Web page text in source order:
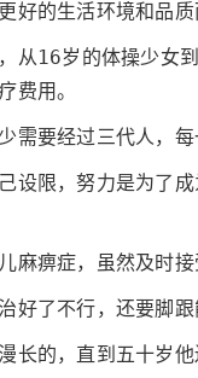
好的生活环境和品
从16岁的体操少女
费用。
需要经过三代人，
设限，努力是为了成
麻痹症，虽然及时
好了不行，还要脚
长的，直到五十岁